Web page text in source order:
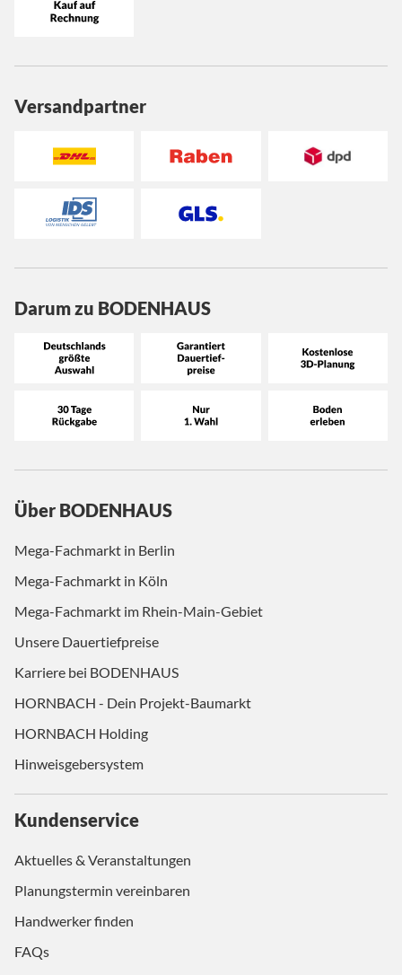
Versandpartner
Darum zu BODENHAUS
Über BODENHAUS
Mega-Fachmarkt in Berlin
Mega-Fachmarkt in Köln
Mega-Fachmarkt im Rhein-Main-Gebiet
Unsere Dauertiefpreise
Karriere bei BODENHAUS
HORNBACH - Dein Projekt-Baumarkt
HORNBACH Holding
Hinweisgebersystem
Kundenservice
Aktuelles & Veranstaltungen
Planungstermin vereinbaren
Handwerker finden
FAQs